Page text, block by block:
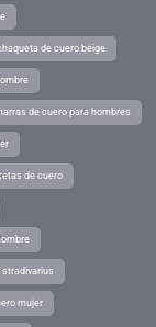
de cuero beige
de cuero para hombres
de cuero
stradivarius
mujer